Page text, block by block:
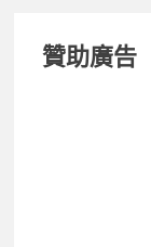
贊助廣告